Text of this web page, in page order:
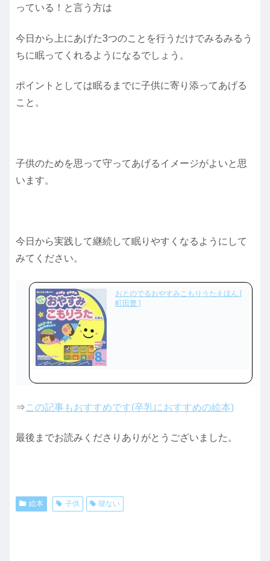
っている！と言う方は
今日から上にあげた3つのことを行うだけでみるみるう
ちに眠ってくれるようになるでしょう。
ポイントとしては眠るまでに子供に寄り添ってあげる
こと。
子供のためを思って守ってあげるイメージがよいと思
います。
今日から実践して継続して眠りやすくなるようにして
みてください。
おとのでるおやすみこもりうたえほん [
町田豊 ]
⇒この記事もおすすめです(卒乳におすすめの絵本)
最後までお読みくださりありがとうございました。
絵本 子供 寝ない